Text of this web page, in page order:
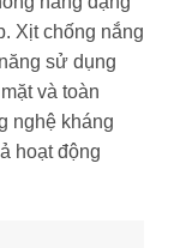
Xịt chống nắng
sử dụng
và toàn
nghệ kháng
hoạt động